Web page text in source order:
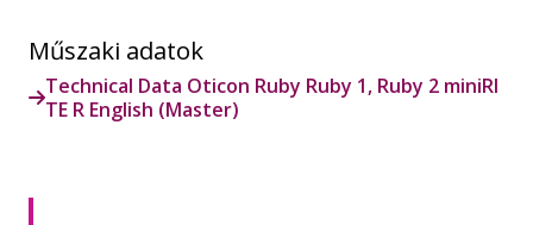
Műszaki adatok
Technical Data Oticon Ruby Ruby 1, Ruby 2 miniRI
TE R English (Master)